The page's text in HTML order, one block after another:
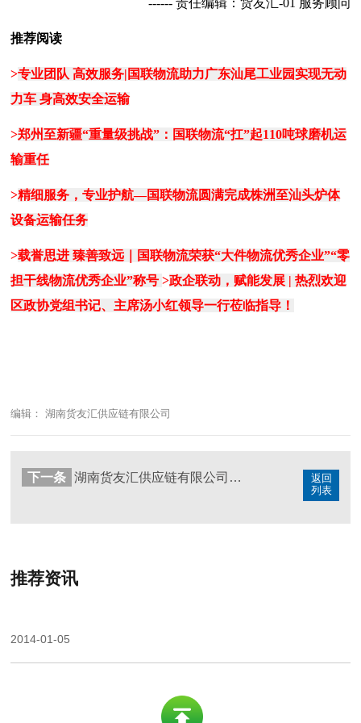
推荐阅读
>专业团队 高效服务|国联物流助力广东汕尾工业园实现无动
力车 身高效安全运输
>郑州至新疆“重量级挑战”：国联物流“扛”起110吨球磨机运
输重任
>精细服务，专业护航—国联物流圆满完成株洲至汕头炉体
设备运输任务
>载誉思进 臻善致远｜国联物流荣获“大件物流优秀企业”“零
担干线物流优秀企业”称号 >政企联动，赋能发展 | 热烈欢迎
区政协党组书记、主席汤小红领导一行莅临指导！
编辑： 湖南货友汇供应链有限公司
返回
列表
下一条 湖南货友汇供应链有限公司成功完成武汉至西安大巴车运输任务
推荐资讯
2014-01-05